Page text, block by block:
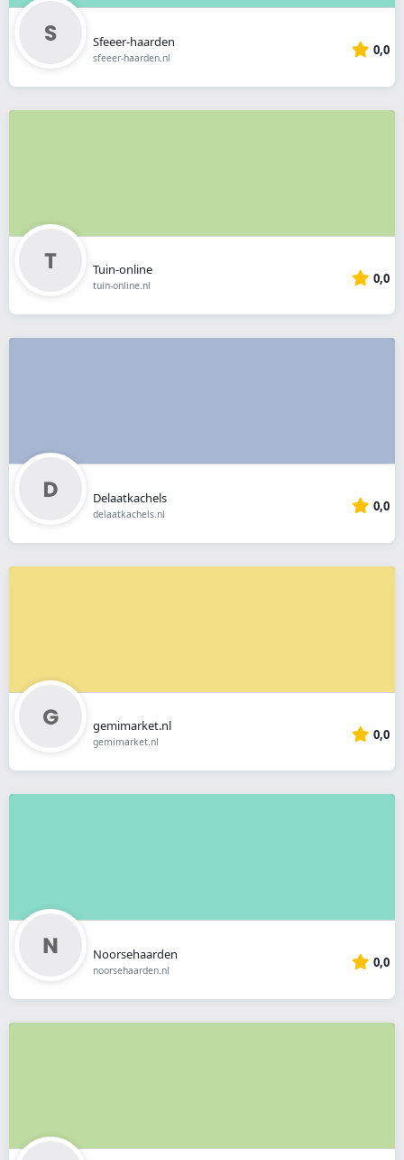
Sfeeer-haarden
sfeeer-haarden.nl 0,0
Tuin-online
tuin-online.nl 0,0
Delaatkachels
delaatkachels.nl 0,0
gemimarket.nl
gemimarket.nl 0,0
Noorsehaarden
noorsehaarden.nl 0,0